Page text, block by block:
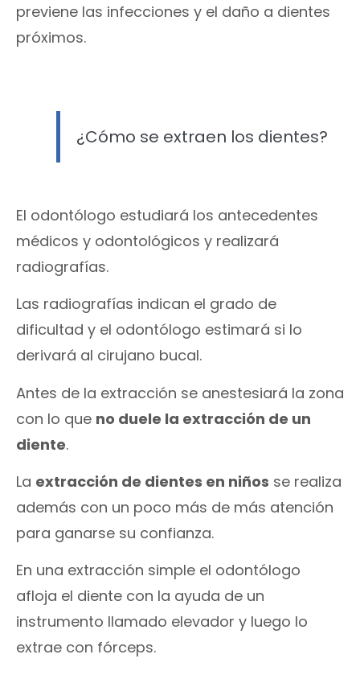
previene las infecciones y el daño a dientes
próximos.
¿Cómo se extraen los dientes?
El odontólogo estudiará los antecedentes
médicos y odontológicos y realizará
radiografías.
Las radiografías indican el grado de
dificultad y el odontólogo estimará si lo
derivará al cirujano bucal.
Antes de la extracción se anestesiará la zona
con lo que no duele la extracción de un
diente.
La extracción de dientes en niños se realiza
además con un poco más de más atención
para ganarse su confianza.
En una extracción simple el odontólogo
afloja el diente con la ayuda de un
instrumento llamado elevador y luego lo
extrae con fórceps.